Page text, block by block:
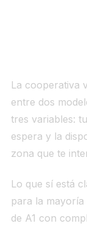
La cooperativa
entre dos
tres variables:
espera y la
zona que te
Lo que sí está
para la
de A1 con